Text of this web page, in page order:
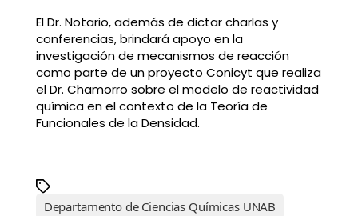
El Dr. Notario, además de dictar charlas y
conferencias, brindará apoyo en la
investigación de mecanismos de reacción
como parte de un proyecto Conicyt que realiza
el Dr. Chamorro sobre el modelo de reactividad
química en el contexto de la Teoría de
Funcionales de la Densidad.
Departamento de Ciencias Químicas UNAB